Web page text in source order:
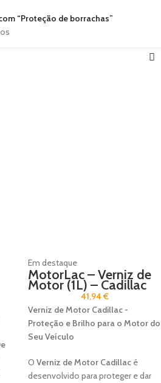
“Proteção de borrachas”
Em destaque
MotorLac – Verniz de
Motor (1L) – Cadillac
41,94€
Verniz de Motor Cadillac -
Proteção e Brilho para o Motor do
Seu Veículo
O Verniz de Motor Cadillac é
desenvolvido para proteger e dar